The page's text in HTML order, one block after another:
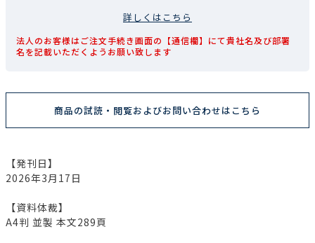
詳しくはこちら
法人のお客様はご注文手続き画面の【通信欄】にて貴社名及び部署
名を記載いただくようお願い致します
商品の試読・閲覧およびお問い合わせはこちら
【発刊日】
2026年3月17日
【資料体裁】
A4判 並製 本文289頁